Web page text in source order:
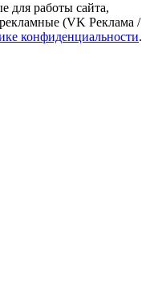
для работы сайта,
(VK Реклама /
конфиденциальности.